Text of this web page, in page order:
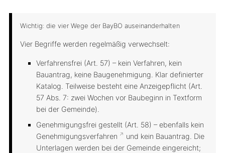
Wichtig: die vier Wege der BayBO auseinanderhalten
Vier Begriffe werden regelmäßig verwechselt:
Verfahrensfrei (Art. 57) – kein Verfahren, kein
Bauantrag, keine Baugenehmigung. Klar definierter
Katalog. Teilweise besteht eine Anzeigepflicht (Art.
57 Abs. 7: zwei Wochen vor Baubeginn in Textform
bei der Gemeinde).
Genehmigungsfrei gestellt (Art. 58) – ebenfalls kein
Genehmigungsverfahren
und kein Bauantrag. Die
Unterlagen werden bei der Gemeindeeingereicht;